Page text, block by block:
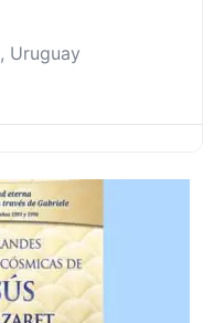
, Uruguay